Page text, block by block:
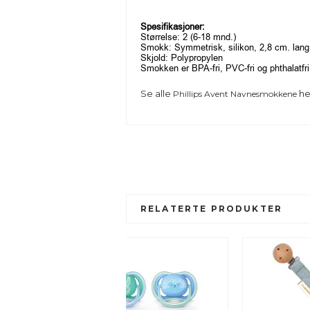
Spesifikasjoner:
Størrelse: 2 (6-18 mnd.)
Smokk: Symmetrisk, silikon, 2,8 cm. lang
Skjold: Polypropylen
Smokken er BPA-fri, PVC-fri og
Se alle Phillips Avent Navnesmokkene
RELATERTE PRODUKTER